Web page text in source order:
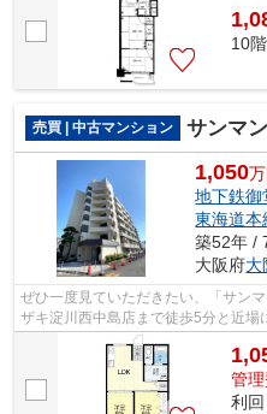
10
売買 | 中古マンション サンマ
1,050
地下鉄御
東海道本
築52年 /
大阪府大
ぜひ一度見ていただきたい、「サン
ザキ淀川西中島店まで徒歩5分と近
ベーター付きの物件なので、重い荷物
管
利